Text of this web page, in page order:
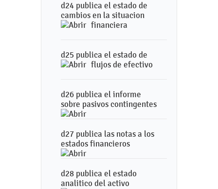
d24 publica el estado de
cambios en la situacion
financiera
d25 publica el estado de
flujos de efectivo
d26 publica el informe
sobre pasivos contingentes
d27 publica las notas a los
estados financieros
d28 publica el estado
analitico del activo